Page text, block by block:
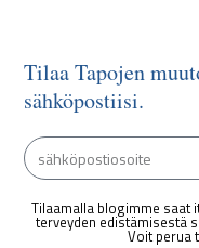
Tilaa Tapojen
sähköpostiisi.
Tilaamalla blogimme saat
terveyden edistämisestä
Voit perua